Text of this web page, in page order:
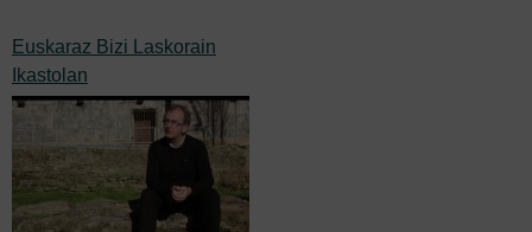
Euskaraz Bizi Laskorain
Ikastolan